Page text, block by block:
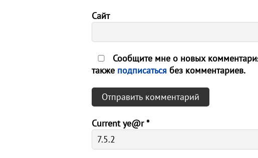
Сайт
Сообщите мне о новых
также подписаться без комментариев.
Current ye@r*